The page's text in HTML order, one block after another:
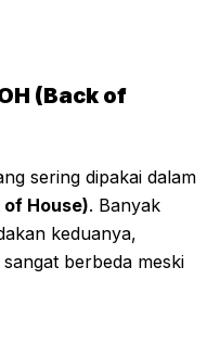
(Back of
sering dipakai dalam
of House). Banyak
keduanya,
berbeda meski